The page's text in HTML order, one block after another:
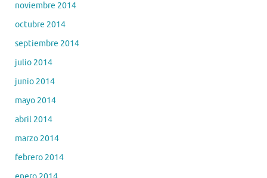
noviembre 2014
octubre 2014
septiembre 2014
julio 2014
junio 2014
mayo 2014
abril 2014
marzo 2014
febrero 2014